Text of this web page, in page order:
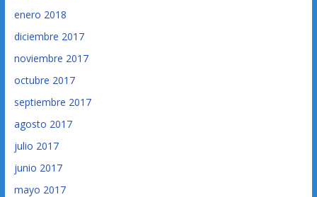
enero 2018
diciembre 2017
noviembre 2017
octubre 2017
septiembre 2017
agosto 2017
julio 2017
junio 2017
mayo 2017